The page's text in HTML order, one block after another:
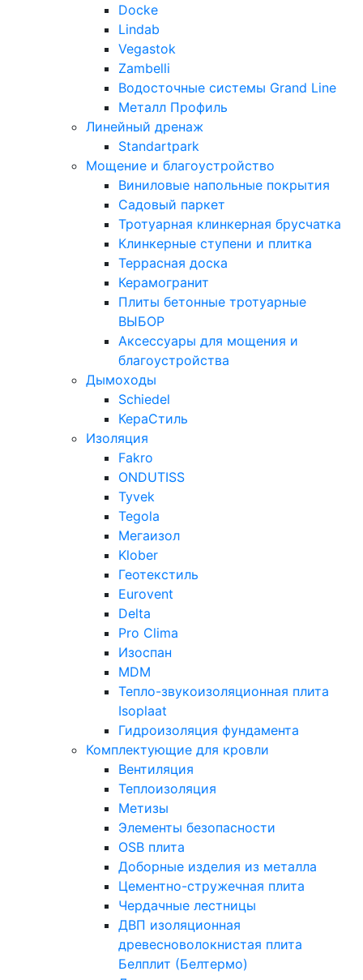
Docke
Lindab
Vegastok
Zambelli
Водосточные системы Grand Line
Металл Профиль
Линейный дренаж
Standartpark
Мощение и благоустройство
Виниловые напольные покрытия
Садовый паркет
Тротуарная клинкерная брусчатка
Клинкерные ступени и плитка
Террасная доска
Керамогранит
Плиты бетонные тротуарные
ВЫБОР
Аксессуары для мощения и
благоустройства
Дымоходы
Schiedel
КераСтиль
Изоляция
Fakro
ONDUTISS
Tyvek
Tegola
Мегаизол
Klober
Геотекстиль
Eurovent
Delta
Pro Clima
Изоспан
MDM
Тепло-звукоизоляционная плита
Isoplaat
Гидроизоляция фундамента
Комплектующие для кровли
Вентиляция
Теплоизоляция
Метизы
Элементы безопасности
OSB плита
Доборные изделия из металла
Цементно-стружечная плита
Чердачные лестницы
ДВП изоляционная
древесноволокнистая плита
Белплит (Белтермо)